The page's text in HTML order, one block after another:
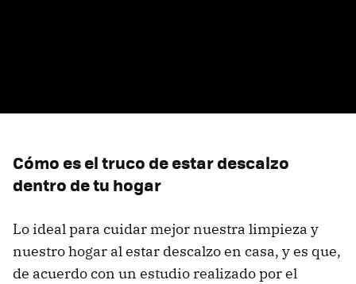
Cómo es el truco de estar descalzo
dentro de tu hogar
Lo ideal para cuidar mejor nuestra limpieza y
nuestro hogar al estar descalzo en casa, y es que,
de acuerdo con un estudio realizado por el